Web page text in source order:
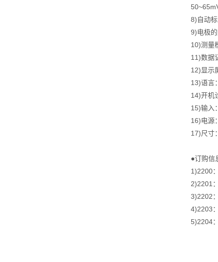
8)自动
9)电极
10)测量
11)数据
12)显示
13)语言
14)开机
15)输入
16)电源
17)尺寸
●订购信
1)2200
2)2201
3)2202
4)2203
5)2204